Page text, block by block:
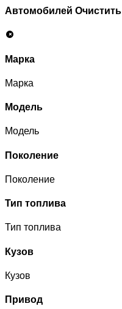
Автомобилей Очистить
Марка
Марка
Модель
Модель
Поколение
Поколение
Тип топлива
Тип топлива
Кузов
Кузов
Привод